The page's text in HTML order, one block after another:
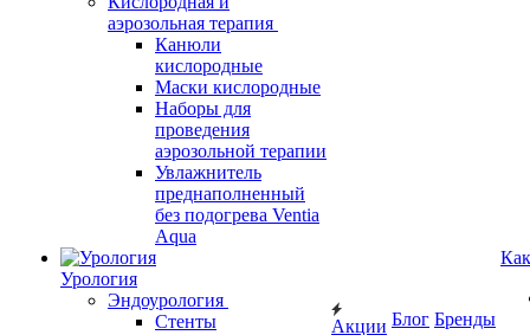
аэрозольная терапия
Канюли
кислородные
Маски кислородные
Наборы для
проведения
аэрозольной терапии
Увлажнитель
преднаполненный
без подогрева Ventia
Aqua
Урология
Эндоурология
Стенты
Акции Блог Бренды